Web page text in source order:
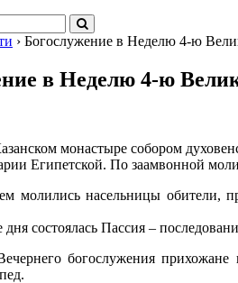
› Богослужение в Неделю 4-ю
в Неделю 4-ю
монастыре собором
Египетской. По заамвонной
молились насельницы обители,
дня состоялась Пассия –
богослужения